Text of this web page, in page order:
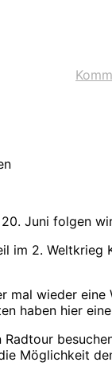
Juni folgen
im 2. Weltkrieg
mal wieder
haben hier
Radtour
Möglichkeit